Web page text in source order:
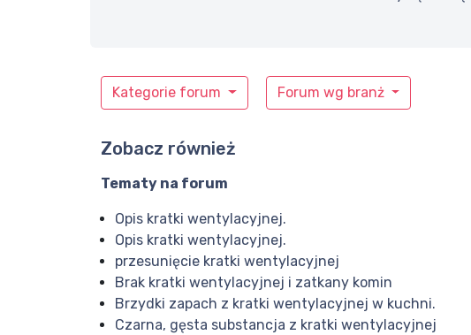
Kategorie forum Forum wg branż
Zobacz również
Tematy na forum
Opis kratki wentylacyjnej.
Opis kratki wentylacyjnej.
przesunięcie kratki wentylacyjnej
Brak kratki wentylacyjnej i zatkany komin
Brzydki zapach z kratki wentylacyjnej w kuchni.
Czarna, gęsta substancja z kratki wentylacyjnej